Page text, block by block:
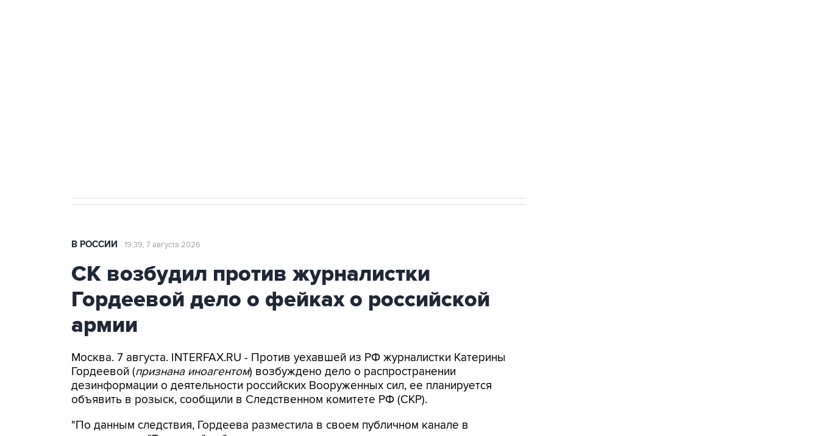
В РОССИИ 19:39, 7 августа 2026
СК возбудил против журналистки
Гордеевой дело о фейках о российской
армии
Москва. 7 августа. INTERFAX.RU - Против уехавшей из РФ журналистки Катерины
Гордеевой (признана иноагентом) возбуждено дело о распространении
дезинформации о деятельности российских Вооруженных сил, ее планируется
объявить в розыск, сообщили в Следственном комитете РФ (СКР).
"По данным следствия, Гордеева разместила в своем публичном канале в